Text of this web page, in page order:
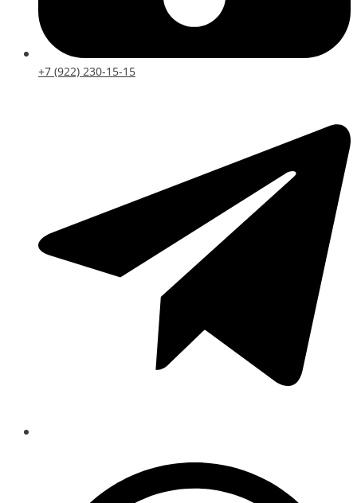
+7 (922) 230-15-15